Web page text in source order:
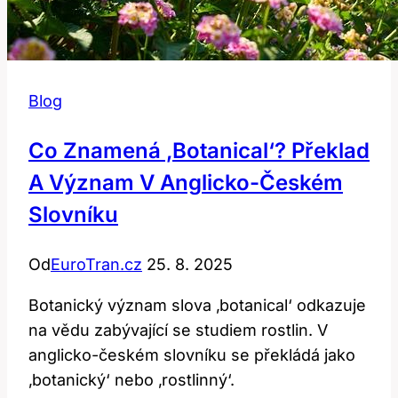
Blog
Co Znamená ‚botanical‘? Překlad
A Význam V Anglicko-Českém
Slovníku
OdEuroTran.cz 25. 8. 2025
Botanický význam slova ‚botanical‘ odkazuje
na vědu zabývající se studiem rostlin. V
anglicko-českém slovníku se překládá jako
‚botanický‘ nebo ‚rostlinný‘.